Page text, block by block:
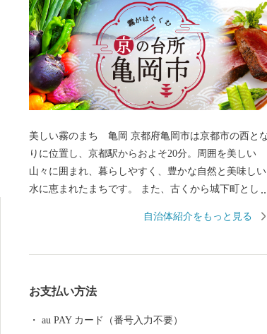
美しい霧のまち 亀岡 京都府亀岡市は京都市の西とな
りに位置し、京都駅からおよそ20分。周囲を美しい
山々に囲まれ、暮らしやすく、豊かな自然と美味しい
水に恵まれたまちです。 また、古くから城下町として
信点となったまちでもあります。 秋から春にかけて
お楽しみいただけます。 新たなランドマークとしてサ
ンガスタジアム by KYOCERAが完成しました。約21,6
自治体紹介をもっと見る
お支払い方法
au PAY カード（番号入力不要）